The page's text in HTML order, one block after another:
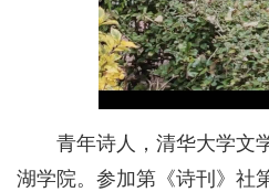
青年诗人，清华大学文
湖学院。参加第《诗刊》社